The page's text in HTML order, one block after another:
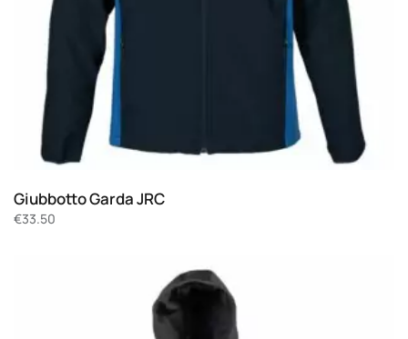
Giubbotto Garda JRC
€33.50